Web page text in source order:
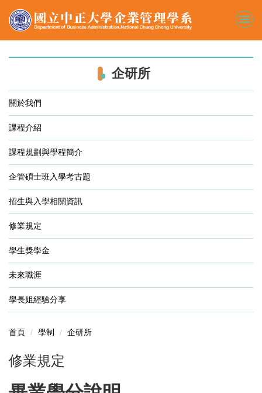
到
內
企研所
關於我們
課程介紹
課程規劃與學程簡介
企管碩士班入學考古題
招生與入學相關資訊
修業規定
學生獎學金
未來職涯
學長姐經驗分享
首頁 學制 企研所
修業規定